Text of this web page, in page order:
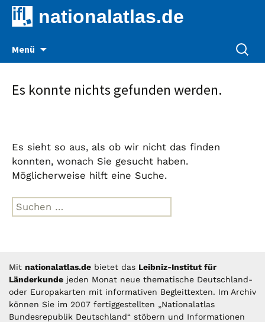
nationalatlas.de
Menü
Suche
nach:
Es konnte nichts gefunden werden.
Es sieht so aus, als ob wir nicht das finden
konnten, wonach Sie gesucht haben.
Möglicherweise hilft eine Suche.
Suche
nach:
Mit nationalatlas.de bietet das Leibniz-Institut für
Länderkunde jeden Monat neue thematische Deutschland-
oder Europakarten mit informativen Begleittexten. Im Archiv
können Sie im 2007 fertiggestellten „Nationalatlas
Bundesrepublik Deutschland“ stöbern und Informationen